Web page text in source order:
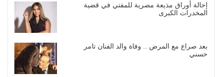
إحالة أوراق مذيعة مصرية للمفتي في قضية
المخدرات الكبرى
بعد صراع مع المرض .. وفاة والد الفنان تامر
حسني